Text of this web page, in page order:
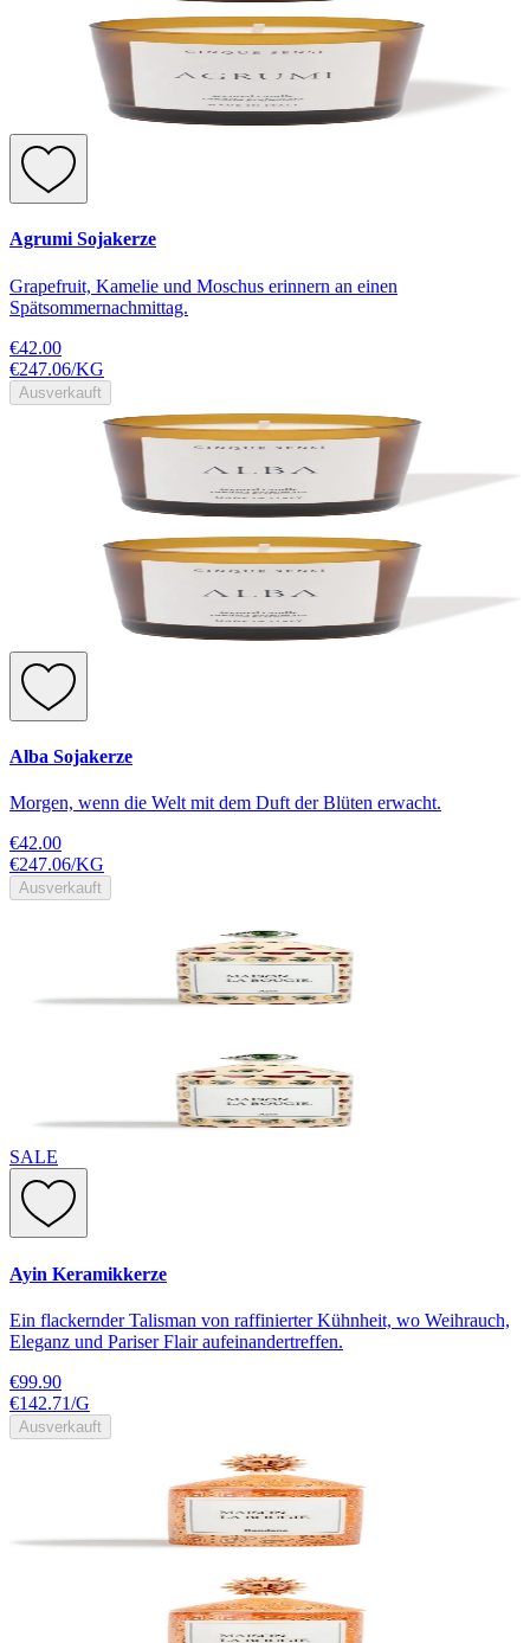
Agrumi Sojakerze
Grapefruit, Kamelie und Moschus erinnern an einen
Spätsommernachmittag.
€42.00
€247.06/KG
Ausverkauft
Alba Sojakerze
Morgen, wenn die Welt mit dem Duft der Blüten erwacht.
€42.00
€247.06/KG
Ausverkauft
SALE
Ayin Keramikkerze
Ein flackernder Talisman von raffinierter Kühnheit, wo Weihrauch,
Eleganz und Pariser Flair aufeinandertreffen.
€99.90
€142.71/G
Ausverkauft